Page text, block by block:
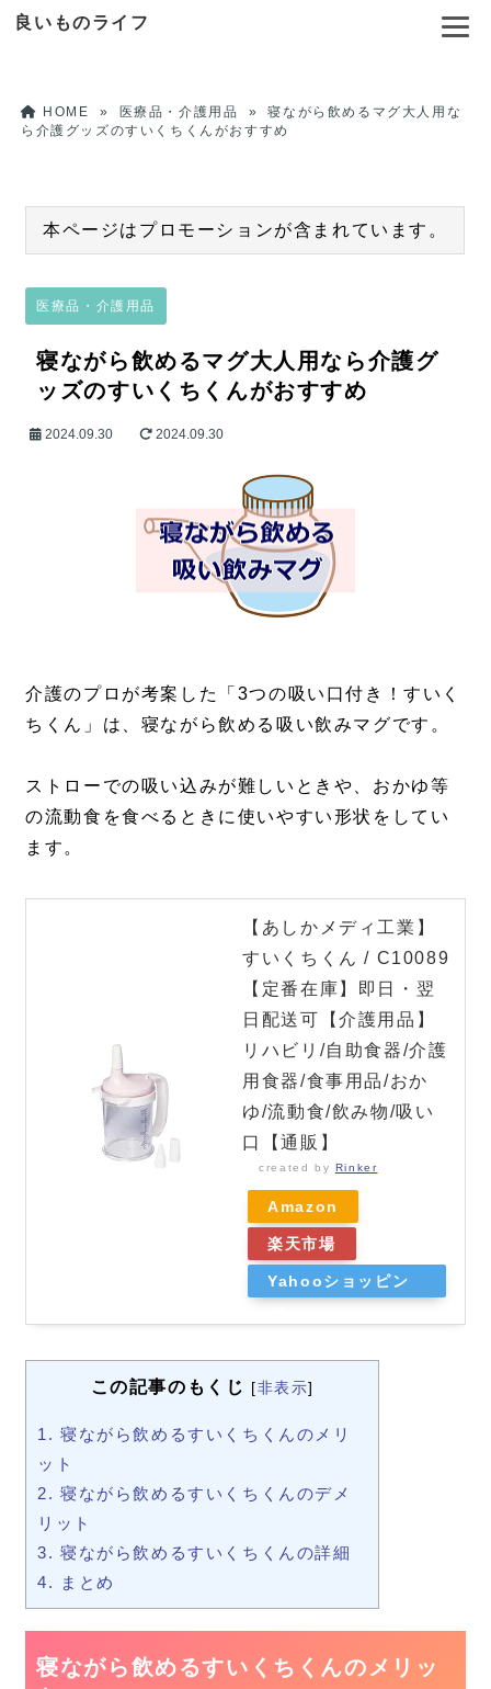
良いものライフ
HOME » 医療品・介護用品 »寝ながら飲めるマグ大人用な
ら介護グッズのすいくちくんがおすすめ
本ページはプロモーションが含まれています。
医療品・介護用品
寝ながら飲めるマグ大人用なら介護グ
ッズのすいくちくんがおすすめ
2024.09.30 2024.09.30
介護のプロが考案した「3つの吸い口付き！すいく
ちくん」は、寝ながら飲める吸い飲みマグです。
ストローでの吸い込みが難しいときや、おかゆ等
の流動食を食べるときに使いやすい形状をしてい
ます。
【あしかメディ工業】
すいくちくん / C10089
【定番在庫】即日・翌
日配送可【介護用品】
リハビリ/自助食器/介護
用食器/食事用品/おか
ゆ/流動食/飲み物/吸い
口【通販】
created by Rinker
Amazon
楽天市場
Yahooショッピン
この記事のもくじ [非表示]
1. 寝ながら飲めるすいくちくんのメリ
ット
2. 寝ながら飲めるすいくちくんのデメ
リット
3. 寝ながら飲めるすいくちくんの詳細
4.
まとめ
寝ながら飲めるすいくちくんのメリッ